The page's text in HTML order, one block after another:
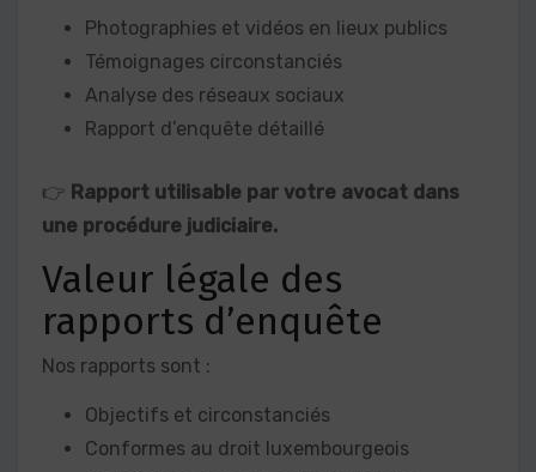
Photographies et vidéos en lieux publics
Témoignages circonstanciés
Analyse des réseaux sociaux
Rapport d’enquête détaillé
👉 Rapport utilisable par votre avocat dans
une procédure judiciaire.
Valeur légale des
rapports d’enquête
Nos rapports sont :
Objectifs et circonstanciés
Conformes au droit luxembourgeois